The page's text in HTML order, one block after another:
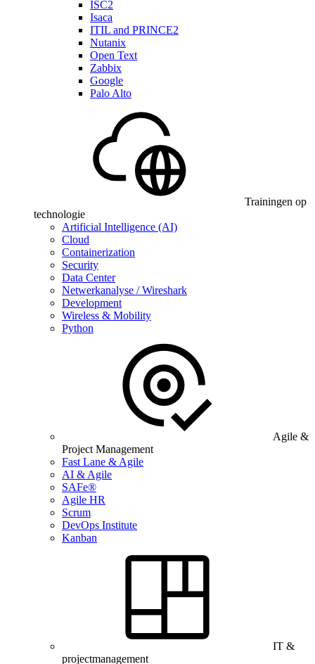
ISC2
Isaca
ITIL and PRINCE2
Nutanix
Open Text
Zabbix
Google
Palo Alto
Trainingen op
technologie
Artificial Intelligence (AI)
Cloud
Containerization
Security
Data Center
Netwerkanalyse / Wireshark
Development
Wireless & Mobility
Python
Agile &
Project Management
Fast Lane & Agile
AI & Agile
SAFe®
Agile HR
Scrum
DevOps Institute
Kanban
IT &
projectmanagement